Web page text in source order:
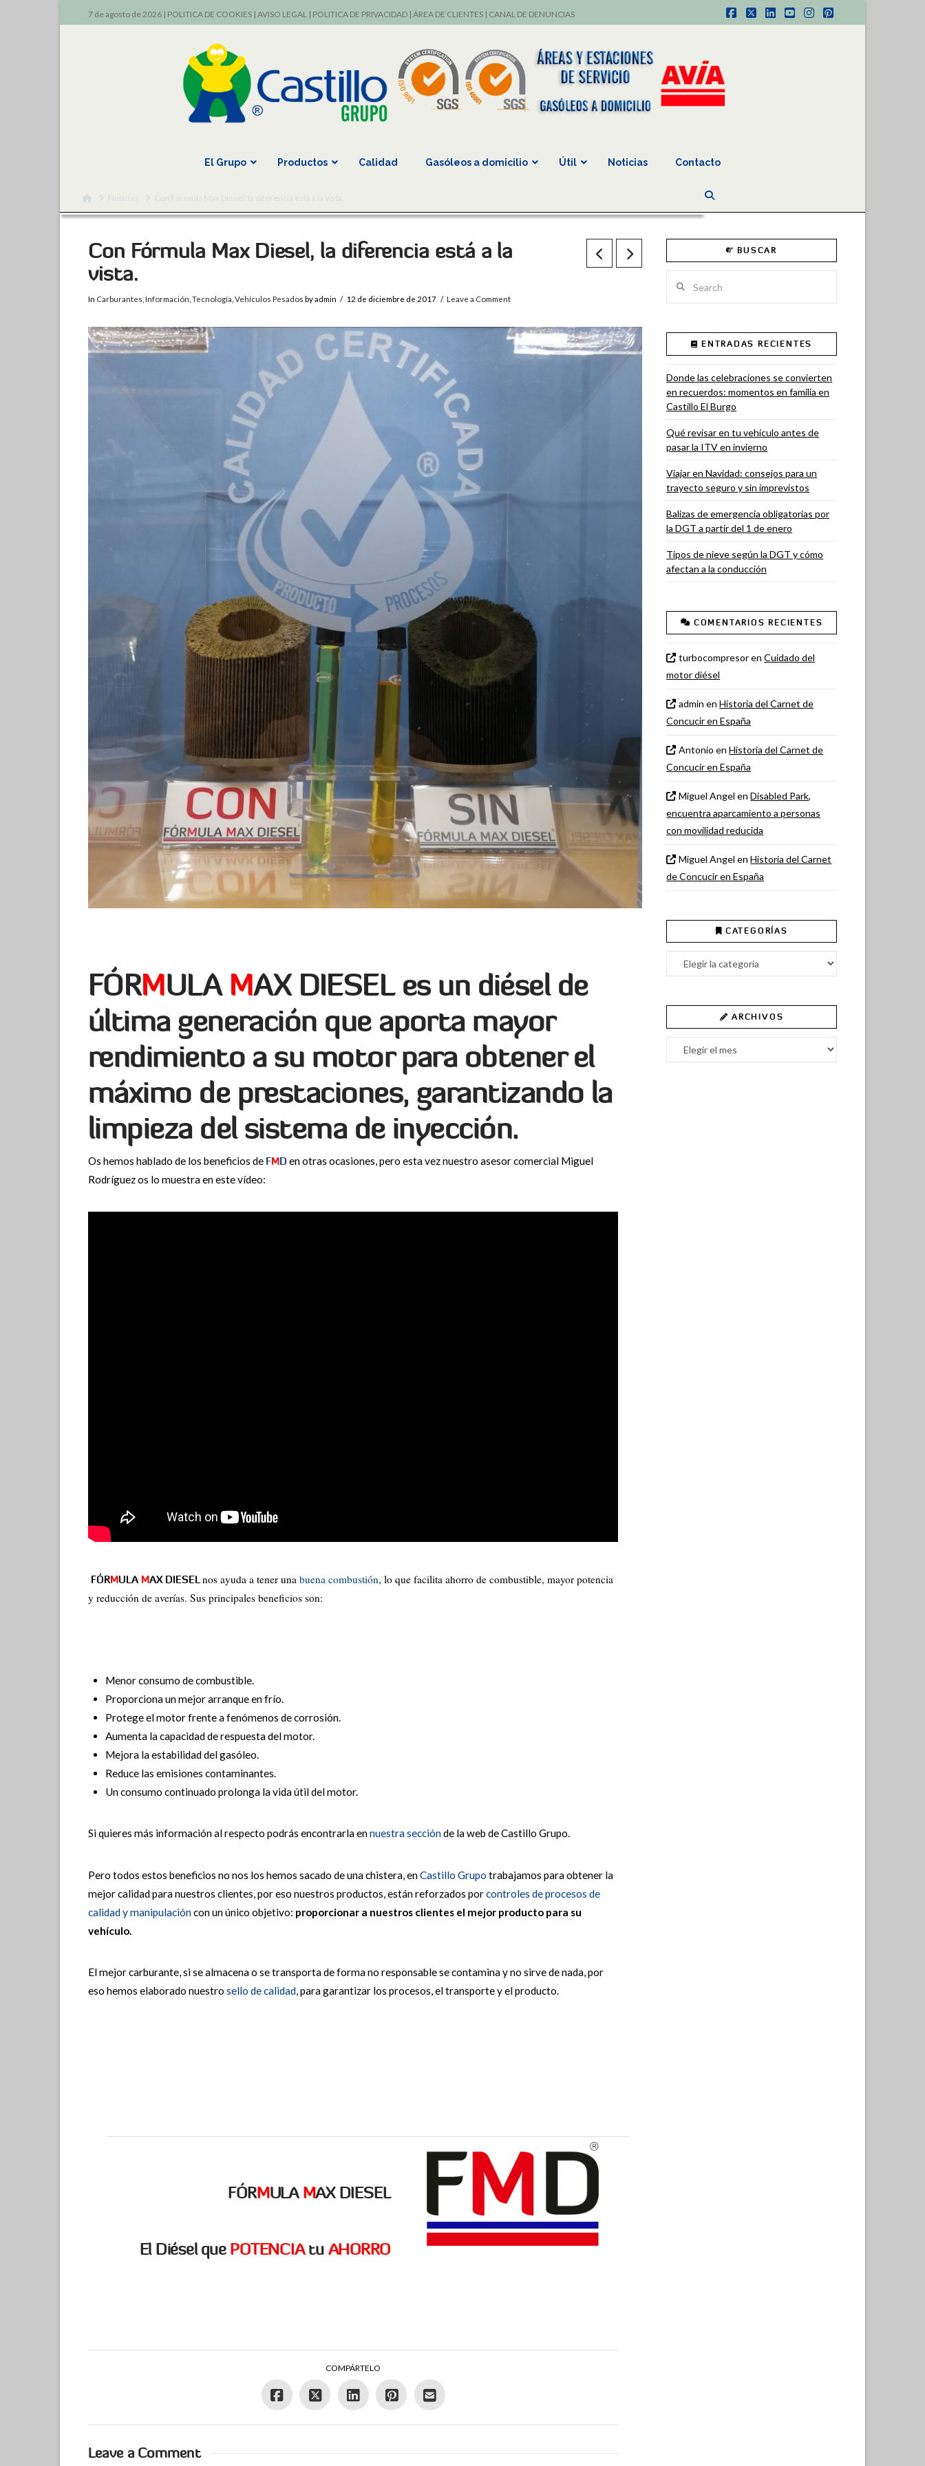
7 de agosto de 2026 | POLITICA DE COOKIES| AVISO LEGAL| POLITICA DE PRIVACIDAD| ÁREA DE CLIENTES| CANAL DE DENUNCIAS
Facebook
X LinkedIn
YouTube
Instagram
Pinterest
El Grupo Productos Calidad Gasóleos a domicilio Útil Noticias Contacto
HomeNoticias
Con Fórmula Max Diesel, la diferencia está a la
vista.
In Carburantes Información Tecnología Vehículos Pesados by admin 12 de diciembre de 2017 Leave a Comment
FÓRMULA MAX DIESELes un diésel de
última generación que aporta mayor
rendimiento a su motor para obtener el
máximo de prestaciones, garanti­zando la
limpieza del sistema de inyección.
Os hemos hablado de los beneficios de FMD en otras ocasiones, pero esta vez nuestro asesor comercial Miguel
Rodríguez os lo muestra en este vídeo:
FÓRMULA MAX DIESELnos ayuda a tener una buena combustión, lo que facilita ahorro de combustible, mayor potencia
y reducción de averías. Sus principales beneficios son:
Menor consumo de combustible.
Proporciona un mejor arranque en frío.
Protege el motor frente a fenómenos de corrosión.
Aumenta la capacidad de respuesta del motor.
Mejora la estabilidad del gasóleo.
Reduce las emisiones contaminantes.
Un consumo continuado prolonga la vida útil del motor.
Si quieres más información al respecto podrás encontrarla ennuestra secciónde la web de Castillo Grupo.
Pero todos estos beneficios no nos los hemos sacado de una chistera, enCastillo Grupo trabajamos para obtener la
mejor calidad para nuestros clientes, por eso nuestros productos, están reforzados porcontroles de procesos de
calidad y manipulacióncon un único objetivo: proporcionar a nuestros clientes el mejor producto para su
vehículo.
El mejor carburante, si se almacena o se transporta de forma no responsable se contamina y no sirve de nada, por
eso hemos elaborado nuestro sello de calidad, para garantizar los procesos, el transporte y el producto.
FÓRMULAMAX DIESEL
El Diésel que POTENCIAtu AHORRO
COMPÁRTELO
Leave a Comment
BUSCAR
ENTRADAS RECIENTES
Donde las celebraciones se convierten
en recuerdos: momentos en familia en
Castillo El Burgo
Qué revisar en tu vehículo antes de
pasar la ITV en invierno
Viajar en Navidad: consejos para un
trayecto seguro y sin imprevistos
Balizas de emergencia obligatorias por
la DGT a partir del 1 de enero
Tipos de nieve según la DGT y cómo
afectan a la conducción
COMENTARIOS RECIENTES
turbocompresorenCuidado del
motor diésel
admin enHistoria del Carnet de
Concucir en España
Antonio enHistoria del Carnet de
Concucir en España
Miguel Angel enDisabled Park,
encuentra aparcamiento a personas
con movilidad reducida
Miguel Angel enHistoria del Carnet
de Concucir en España
CATEGORÍAS
Categorías
ARCHIVOS
Archivos